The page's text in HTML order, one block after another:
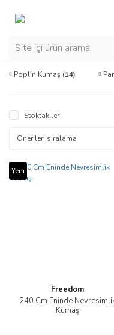
Poplin Kumaş (14)
Stoktakiler
Yeni
Freedom
240 Cm Eninde
Kumaş